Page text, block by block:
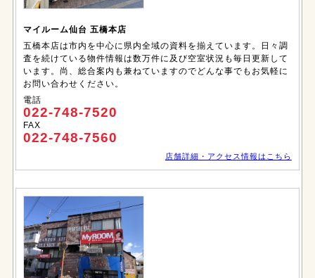
マイルーム仙台 五橋本店
五橋本店は市内を中心に県内全域の資料を揃えています。日々調
査を続けている物件情報は数万件に及び空室状況も毎日更新して
います。尚、総合案内も兼ねていますのでどんな事でもお気軽に
お問い合わせください。
電話
022-748-7520
FAX
022-748-7560
店舗詳細・アクセス情報はこちら